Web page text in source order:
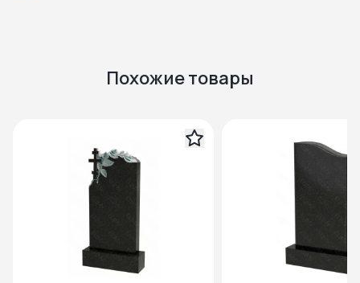
Похожие товары